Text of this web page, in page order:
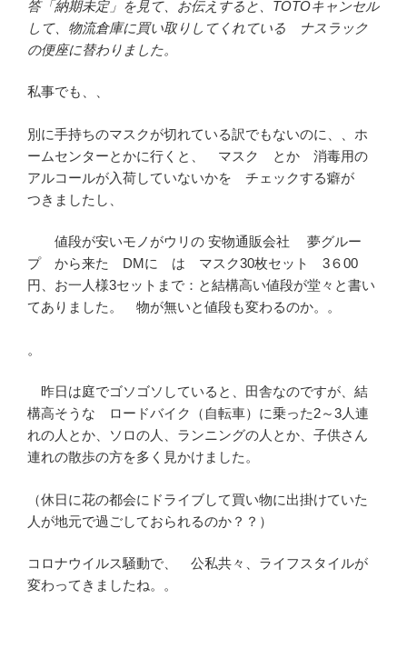
答「納期未定」を見て、お伝えすると、TOTOキャンセル
して、物流倉庫に買い取りしてくれている ナスラック
の便座に替わりました。
私事でも、、
別に手持ちのマスクが切れている訳でもないのに、、ホ
ームセンターとかに行くと、 マスク とか 消毒用の
アルコールが入荷していないかを チェックする癖が
つきましたし、
値段が安いモノがウリの 安物通販会社 夢グルー
プ から来た DMに は マスク30枚セット 3６00
円、お一人様3セットまで：と結構高い値段が堂々と書い
てありました。 物が無いと値段も変わるのか。。
。
昨日は庭でゴソゴソしていると、田舎なのですが、結
構高そうな ロードバイク（自転車）に乗った2～3人連
れの人とか、ソロの人、ランニングの人とか、子供さん
連れの散歩の方を多く見かけました。
（休日に花の都会にドライブして買い物に出掛けていた
人が地元で過ごしておられるのか？？）
コロナウイルス騒動で、 公私共々、ライフスタイルが
変わってきましたね。。